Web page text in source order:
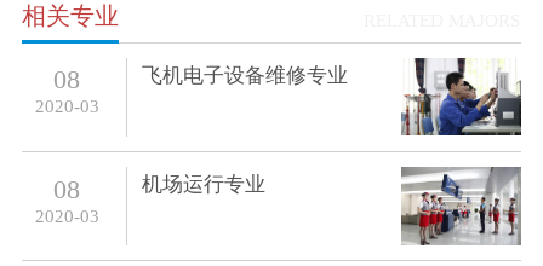
相关专业
08
2020-03
飞机电子设备维修专业
08
2020-03
机场运行专业